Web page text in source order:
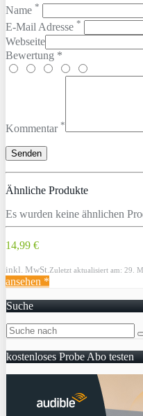
Name *
E-Mail Adresse *
Webseite
Bewertung *
Kommentar *
Ähnliche Produkte
Es wurden keine ähnlichen
14,99 €
inkl. MwSt. Zuletzt aktualisiert am: 29.
ansehen *
Suche
kostenloses Probe Abo testen